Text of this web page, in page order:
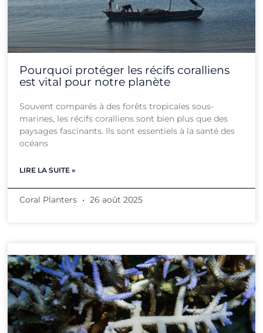
Pourquoi protéger les récifs coralliens
est vital pour notre planète
Souvent comparés à des forêts tropicales sous-
marines, les récifs coralliens sont bien plus que des
paysages fascinants. Ils sont essentiels à la santé des
océans
LIRE LA SUITE »
Coral Planters 26 août 2025